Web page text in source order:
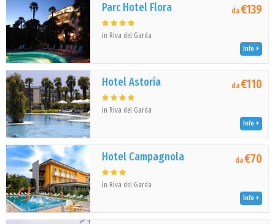
Parc Hotel Flora
in Riva del Garda
da€139
Info
Hotel Astoria
in Riva del Garda
da€110
Info
Hotel Campagnola
in Riva del Garda
da€70
Info